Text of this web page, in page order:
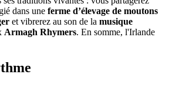
dans une ferme d’élevage de moutons
et vibrerez au son de la musique
Armagh Rhymers. En somme, l'Irlande